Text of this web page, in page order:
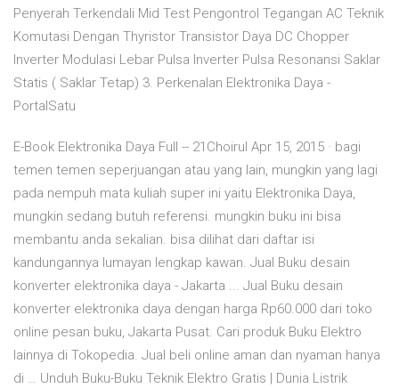
Penyerah Terkendali Mid Test Pengontrol Tegangan AC Teknik
Komutasi Dengan Thyristor Transistor Daya DC Chopper
Inverter Modulasi Lebar Pulsa Inverter Pulsa Resonansi Saklar
Statis ( Saklar Tetap) 3. Perkenalan Elektronika Daya -
PortalSatu
E-Book Elektronika Daya Full -- 21Choirul Apr 15, 2015 · bagi
temen temen seperjuangan atau yang lain, mungkin yang lagi
pada nempuh mata kuliah super ini yaitu Elektronika Daya,
mungkin sedang butuh referensi. mungkin buku ini bisa
membantu anda sekalian. bisa dilihat dari daftar isi
kandungannya lumayan lengkap kawan. Jual Buku desain
konverter elektronika daya - Jakarta ... Jual Buku desain
konverter elektronika daya dengan harga Rp60.000 dari toko
online pesan buku, Jakarta Pusat. Cari produk Buku Elektro
lainnya di Tokopedia. Jual beli online aman dan nyaman hanya
di … Unduh Buku-Buku Teknik Elektro Gratis | Dunia Listrik